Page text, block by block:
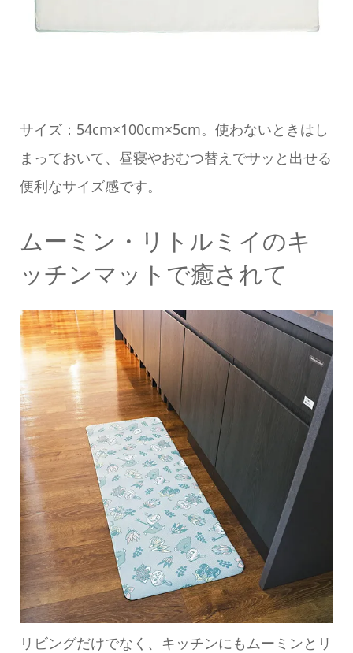
サイズ：54cm×100cm×5cm。使わないときはし
まっておいて、昼寝やおむつ替えでサッと出せる
便利なサイズ感です。
ムーミン・リトルミイのキ
ッチンマットで癒されて
リビングだけでなく、キッチンにもムーミンとリ